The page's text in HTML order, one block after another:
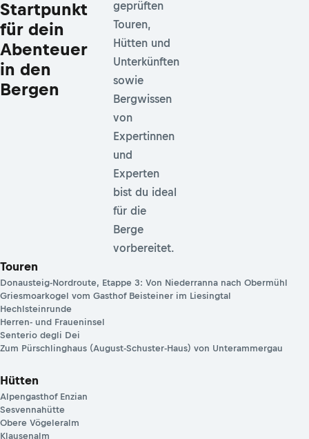
Startpunkt
für dein
Abenteuer
in den
Bergen
geprüften
Touren,
Hütten und
Unterkünften
sowie
Bergwissen
von
Expertinnen
und
Experten
bist du ideal
für die
Berge
vorbereitet.
Touren
Donausteig-Nordroute, Etappe 3: Von Niederranna nach Obermühl
Griesmoarkogel vom Gasthof Beisteiner im Liesingtal
Hechlsteinrunde
Herren- und Fraueninsel
Senterio degli Dei
Zum Pürschlinghaus (August-Schuster-Haus) von Unterammergau
Hütten
Alpengasthof Enzian
Sesvennahütte
Obere Vögeleralm
Klausenalm